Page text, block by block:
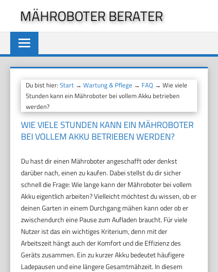
springen
MÄHROBOTER BERATER
Du bist hier:Start →Wartung & Pflege → FAQ → Wie viele
Stunden kann ein Mähroboter bei vollem Akku betrieben
werden?
WIE VIELE STUNDEN KANN EIN MÄHROBOTER
BEI VOLLEM AKKU BETRIEBEN WERDEN?
Du hast dir einen Mähroboter angeschafft oder denkst
darüber nach, einen zu kaufen. Dabei stellst du dir sicher
schnell die Frage: Wie lange kann der Mähroboter bei vollem
Akku eigentlich arbeiten? Vielleicht möchtest du wissen, ob er
deinen Garten in einem Durchgang mähen kann oder ob er
zwischendurch eine Pause zum Aufladen braucht. Für viele
Nutzer ist das ein wichtiges Kriterium, denn mit der
Arbeitszeit hängt auch der Komfort und die Effizienz des
Geräts zusammen. Ein zu kurzer Akku bedeutet häufigere
Ladepausen und eine längere Gesamtmähzeit. In diesem